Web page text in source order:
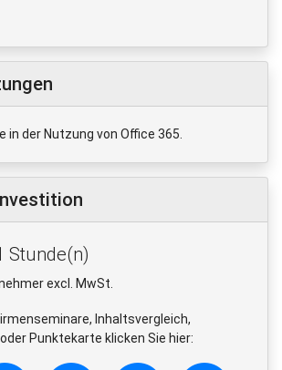
in der Nutzung von Office 365.
Stunde(n)
excl. MwSt.
Inhaltsvergleich,
Punktekarte klicken Sie hier: